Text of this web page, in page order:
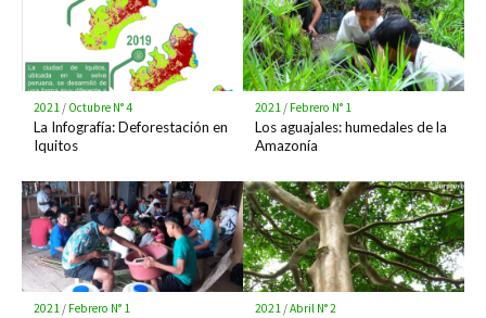
2021 / Octubre N° 4
La Infografía: Deforestación en
Iquitos
2021 / Febrero N° 1
Los aguajales: humedales de la
Amazonía
2021/ Febrero N° 1 2021/Abril N° 2